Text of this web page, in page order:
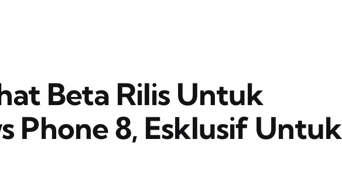
Beta Rilis Untuk
Phone 8, Esklusif Untuk